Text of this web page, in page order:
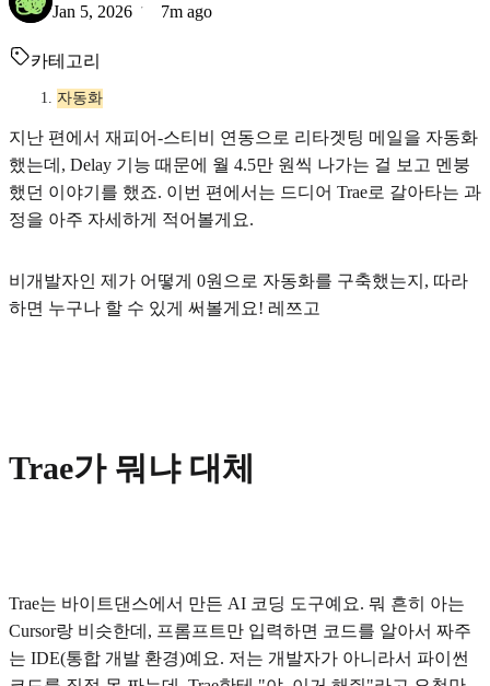
Jan 5, 2026
7m ago
카테고리
자동화
지난 편에서 재피어-스티비 연동으로 리타겟팅 메일을 자동화
했는데, Delay 기능 때문에 월 4.5만 원씩 나가는 걸 보고 멘붕
했던 이야기를 했죠. 이번 편에서는 드디어 Trae로 갈아타는 과
정을 아주 자세하게 적어볼게요.
비개발자인 제가 어떻게 0원으로 자동화를 구축했는지, 따라
하면 누구나 할 수 있게 써볼게요! 레쯔고
Trae가 뭐냐 대체
Trae는 바이트댄스에서 만든 AI 코딩 도구예요. 뭐 흔히 아는
Cursor랑 비슷한데, 프롬프트만 입력하면 코드를 알아서 짜주
는 IDE(통합 개발 환경)예요. 저는 개발자가 아니라서 파이썬